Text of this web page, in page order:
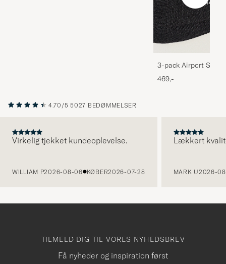
3-pack Airport
Melange
469,-
4.70/5 5027 BEDØMMELSER
Virkelig tjekket kundeoplevelse.
WILLIAM P2026-08-06 KØBER2026-07-28
Lækkert
MARK U2026-
TILMELD DIG TIL VORES NYHEDSBREV
Få nyheder og inspiration først